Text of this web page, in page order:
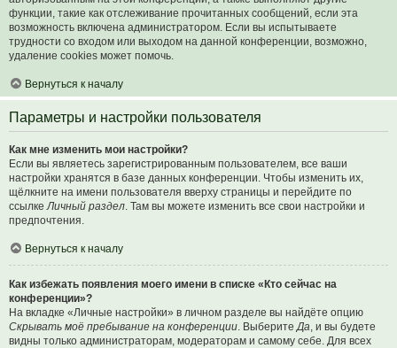
функции, такие как отслеживание прочитанных сообщений, если эта
возможность включена администратором. Если вы испытываете
трудности со входом или выходом на данной конференции, возможно,
удаление cookies может помочь.
Вернуться к началу
Параметры и настройки пользователя
Как мне изменить мои настройки?
Если вы являетесь зарегистрированным пользователем, все ваши
настройки хранятся в базе данных конференции. Чтобы изменить их,
щёлкните на имени пользователя вверху страницы и перейдите по
ссылкеЛичный раздел. Там вы можете изменить все свои настройки и
предпочтения.
Вернуться к началу
Как избежать появления моего имени в списке «Кто сейчас на
конференции»?
На вкладке «Личные настройки» в личном разделе вы найдёте опцию
Скрывать моё пребывание на конференции. ВыберитеДа, и вы будете
видны только администраторам, модераторам и самому себе. Для всех